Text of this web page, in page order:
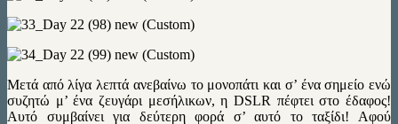
Μετά από λίγα λεπτά ανεβαίνω το μονοπάτι και σ’ ένα σημείο ενώ
συζητώ μ’ ένα ζευγάρι μεσήλικων, η DSLR πέφτει στο έδαφος!
Αυτό συμβαίνει για δεύτερη φορά σ’ αυτό το ταξίδι! Αφού